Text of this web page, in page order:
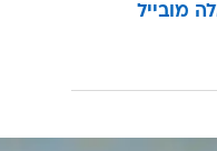
מובייל